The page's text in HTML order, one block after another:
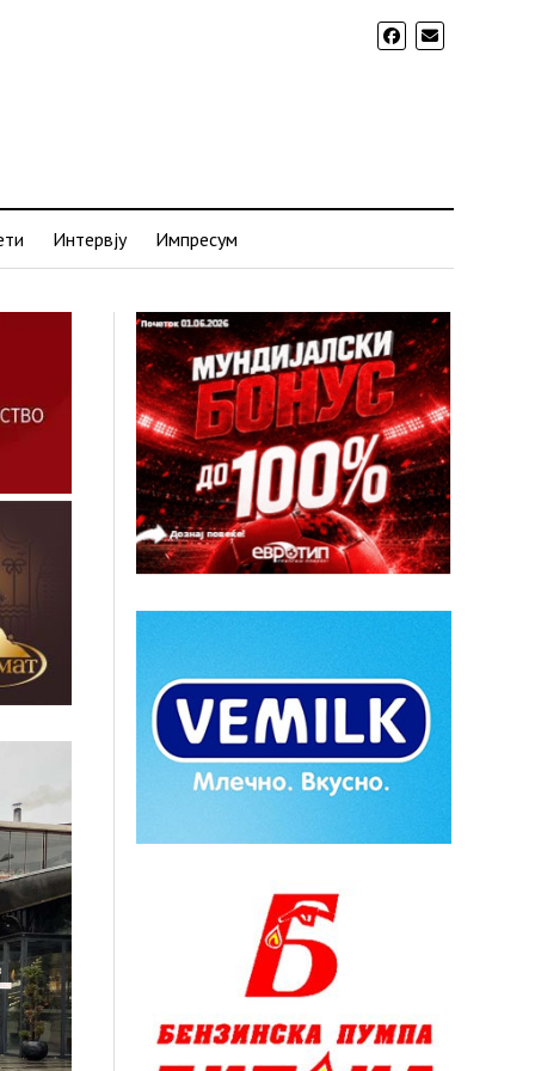
Интервју Импресум